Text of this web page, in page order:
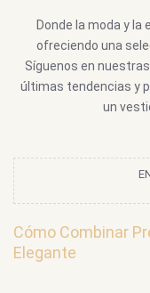
Donde la moda y la
ofreciendo una
Síguenos en
últimas tendencias y
un
Cómo Combinar
Elegante